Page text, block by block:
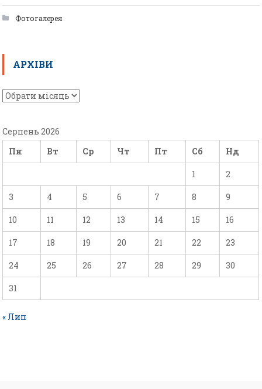
Фотогалерея
АРХІВИ
Серпень 2026
Пн
Вт Ср Чт Пт Сб Нд
1 2
3 4 5 6 7 8 9
10 11 12 13 14 15 16
17 18 19 20 21 22 23
24 25 26 27 28 29 30
31
« Лип